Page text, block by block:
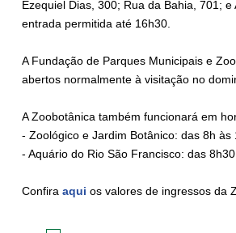
Ezequiel Dias, 300; Rua da Bahia, 701;
entrada permitida até 16h30.
A Fundação de Parques Municipais e
abertos normalmente à visitação no
A Zoobotânica também funcionará em
- Zoológico e Jardim Botânico: das 8h
- Aquário do Rio São Francisco: das
Confira aqui os valores de ingressos da